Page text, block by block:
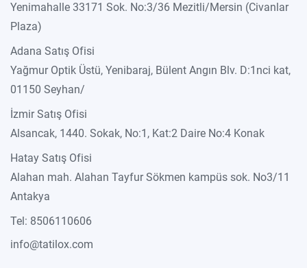
Yenimahalle 33171 Sok. No:3/36 Mezitli/Mersin (Civanlar
Plaza)
Adana Satış Ofisi
Yağmur Optik Üstü, Yenibaraj, Bülent Angın Blv. D:1nci kat,
01150 Seyhan/
İzmir Satış Ofisi
Alsancak, 1440. Sokak, No:1, Kat:2 Daire No:4 Konak
Hatay Satış Ofisi
Alahan mah. Alahan Tayfur Sökmen kampüs sok. No3/11
Antakya
Tel: 8506110606
info@tatilox.com